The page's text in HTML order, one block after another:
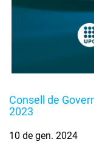
Consell de
2023
10 de gen. 2024